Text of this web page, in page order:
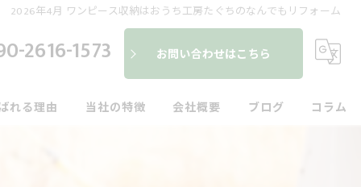
2026年4月 ワンピース収納はおうち工房たぐちのなんでもリフォーム
2616-1573 お問い合わせはこちら
れる理由 当社の特徴 会社概要 ブログ コラム